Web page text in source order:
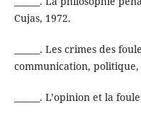
Cujas, 1972.
______. Les crimes des
communication, politique,
______. L’opinion et la